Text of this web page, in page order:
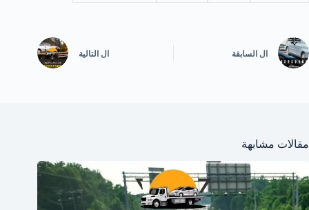
ال السابقة ال التالية
مقالات مشابهة